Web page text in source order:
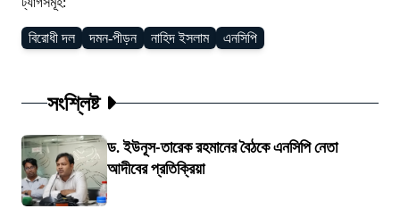
বিরোধী দল দমন-পীড়ন নাহিদ ইসলাম এনসিপি
সংশ্লিষ্ট
ড. ইউনূস-তারেক রহমানের বৈঠকে এনসিপি নেতা
আদীবের প্রতিক্রিয়া